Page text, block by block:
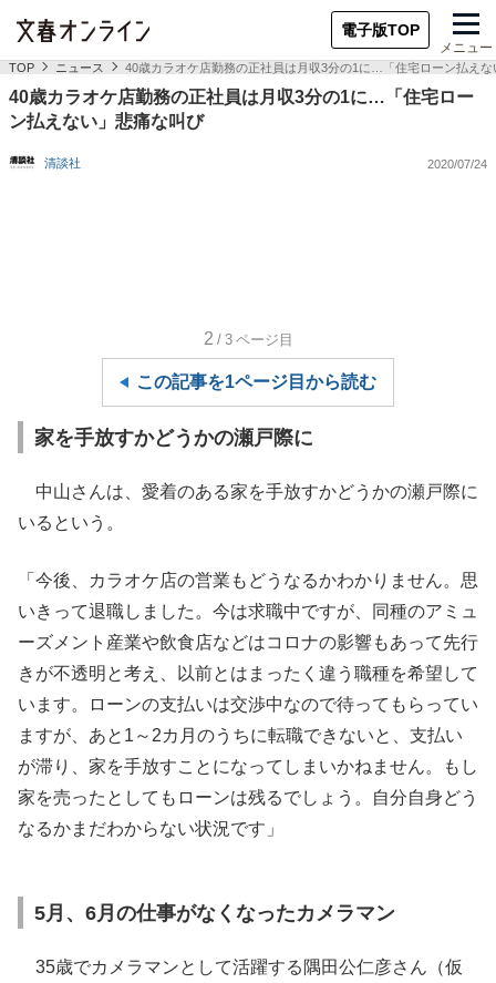
電子版TOP
メニュー
TOP ニュース 40歳カラオケ店勤務の正社員は月収3分の1に…「住宅ローン払えな
40歳カラオケ店勤務の正社員は月収3分の1に…「住宅ロー
ン払えない」悲痛な叫び
清談社 2020/07/24
2 /3 ページ目
この記事を1ページ目から読む
家を手放すかどうかの瀬戸際に
中山さんは、愛着のある家を手放すかどうかの瀬戸際に
いるという。
「今後、カラオケ店の営業もどうなるかわかりません。思
いきって退職しました。今は求職中ですが、同種のアミュ
ーズメント産業や飲食店などはコロナの影響もあって先行
きが不透明と考え、以前とはまったく違う職種を希望して
います。ローンの支払いは交渉中なので待ってもらってい
ますが、あと1～2カ月のうちに転職できないと、支払い
が滞り、家を手放すことになってしまいかねません。もし
家を売ったとしてもローンは残るでしょう。自分自身どう
なるかまだわからない状況です」
5月、6月の仕事がなくなったカメラマン
35歳でカメラマンとして活躍する隅田公仁彦さん（仮